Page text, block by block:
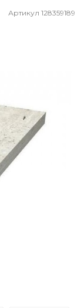
Артикул128359189